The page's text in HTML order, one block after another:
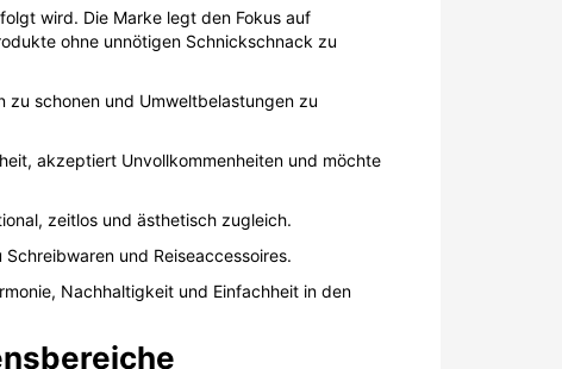
wird. Die Marke legt den Fokus auf
ohne unnötigen Schnickschnack zu
zu schonen und Umweltbelastungen zu
akzeptiert Unvollkommenheiten und möchte
zeitlos und ästhetisch zugleich.
und Reiseaccessoires.
Nachhaltigkeit und Einfachheit in den